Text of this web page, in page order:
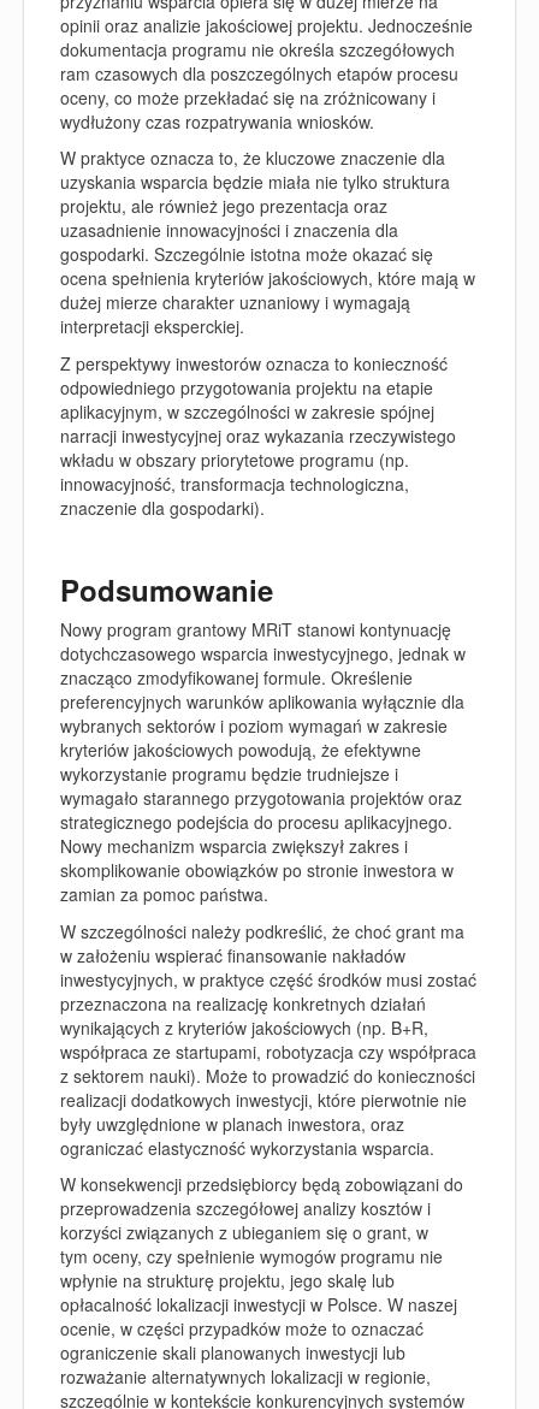
opinii oraz analizie jakościowej projektu. Jednocześnie
dokumentacja programu nie określa szczegółowych
ram czasowych dla poszczególnych etapów procesu
oceny, co może przekładać się na zróżnicowany i
wydłużony czas rozpatrywania wniosków.
W praktyce oznacza to, że kluczowe znaczenie dla
uzyskania wsparcia będzie miała nie tylko struktura
projektu, ale również jego prezentacja oraz
uzasadnienie innowacyjności i znaczenia dla
gospodarki. Szczególnie istotna może okazać się
ocena spełnienia kryteriów jakościowych, które mają w
dużej mierze charakter uznaniowy i wymagają
interpretacji eksperckiej.
Z perspektywy inwestorów oznacza to konieczność
odpowiedniego przygotowania projektu na etapie
aplikacyjnym, w szczególności w zakresie spójnej
narracji inwestycyjnej oraz wykazania rzeczywistego
wkładu w obszary priorytetowe programu (np.
innowacyjność, transformacja technologiczna,
znaczenie dla gospodarki).
Podsumowanie
Nowy program grantowy MRiT stanowi kontynuację
dotychczasowego wsparcia inwestycyjnego, jednak w
znacząco zmodyfikowanej formule. Określenie
preferencyjnych warunków aplikowania wyłącznie dla
wybranych sektorów i poziom wymagań w zakresie
kryteriów jakościowych powodują, że efektywne
wykorzystanie programu będzie trudniejsze i
wymagało starannego przygotowania projektów oraz
strategicznego podejścia do procesu aplikacyjnego.
Nowy mechanizm wsparcia zwiększył zakres i
skomplikowanie obowiązków po stronie inwestora w
zamian za pomoc państwa.
W szczególności należy podkreślić, że choć grant ma
w założeniu wspierać finansowanie nakładów
inwestycyjnych, w praktyce część środków musi zostać
przeznaczona na realizację konkretnych działań
wynikających z kryteriów jakościowych (np. B+R,
współpraca ze startupami, robotyzacja czy współpraca
z sektorem nauki). Może to prowadzić do konieczności
realizacji dodatkowych inwestycji, które pierwotnie nie
były uwzględnione w planach inwestora, oraz
ograniczać elastyczność wykorzystania wsparcia.
W konsekwencji przedsiębiorcy będą zobowiązani do
przeprowadzenia szczegółowej analizy kosztów i
korzyści związanych z ubieganiem się o grant, w
tym oceny, czy spełnienie wymogów programu nie
wpłynie na strukturę projektu, jego skalę lub
opłacalność lokalizacji inwestycji w Polsce. W naszej
ocenie, w części przypadków może to oznaczać
ograniczenie skali planowanych inwestycji lub
rozważanie alternatywnych lokalizacji w regionie,
szczególnie w kontekście konkurencyjnych systemów